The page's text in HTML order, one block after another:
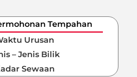
Tempahan
Urusan
– Jenis Bilik
Sewaan